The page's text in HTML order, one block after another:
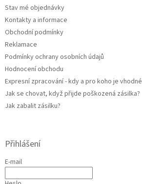
Stav mé objednávky
Kontakty a informace
Obchodní podmínky
Reklamace
Podmínky ochrany osobních údajů
Hodnocení obchodu
Expresní zpracování - kdy a pro koho je vhodné
Jak se chovat, když přijde poškozená zásilka?
Jak zabalit zásilku?
Přihlášení
E-mail